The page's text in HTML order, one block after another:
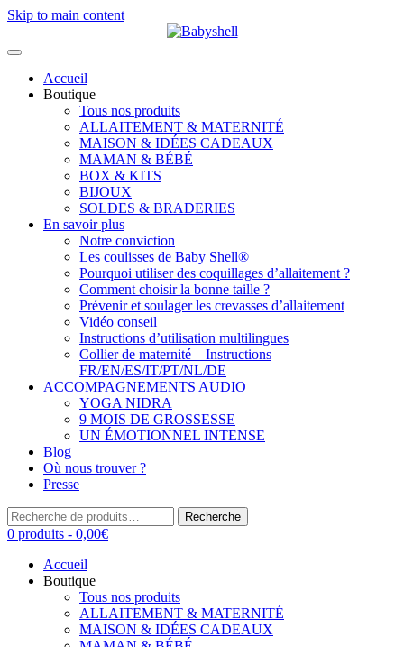
Skip to main content
Accueil
Boutique
Tous nos produits
ALLAITEMENT & MATERNITÉ
MAISON & IDÉES CADEAUX
MAMAN & BÉBÉ
BOX & KITS
BIJOUX
SOLDES & BRADERIES
En savoir plus
Notre conviction
Les coulisses de Baby Shell®
Pourquoi utiliser des coquillages d’allaitement ?
Comment choisir la bonne taille ?
Prévenir et soulager les crevasses d’allaitement
Vidéo conseil
Instructions d’utilisation multilingues
Collier de maternité – Instructions
FR/EN/ES/IT/PT/NL/DE
ACCOMPAGNEMENTS AUDIO
YOGA NIDRA
9 MOIS DE GROSSESSE
UN ÉMOTIONNEL INTENSE
Blog
Où nous trouver ?
Presse
Recherche
pour :
Recherche
0 produits - 0,00€
Accueil
Boutique
Tous nos produits
ALLAITEMENT & MATERNITÉ
MAISON & IDÉES CADEAUX